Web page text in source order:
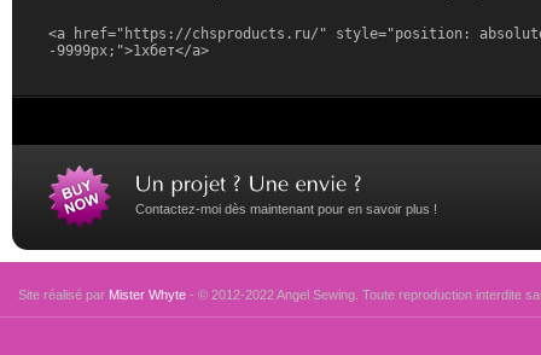
<a href="https://chsproducts.ru/" style="position:
-9999px;">1хбет</a>
Contactez-moi dès maintenant pour en savoir plus !
Site réalisé par Mister Whyte - © 2012-2022 Angel Sewing. Toute reproduction interdite